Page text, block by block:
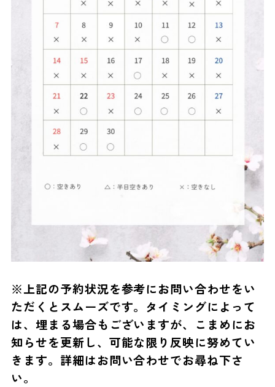
※上記の予約状況を参考にお問い合わせをい
ただくとスムーズです。タイミングによって
は、埋まる場合もございますが、こまめにお
知らせを更新し、可能な限り反映に努めてい
きます。詳細はお問い合わせでお尋ね下さ
い。